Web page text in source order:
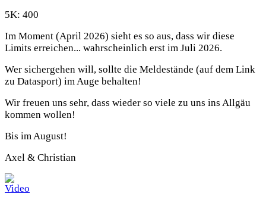
5K: 400
Im Moment (April 2026) sieht es so aus, dass wir diese
Limits erreichen... wahrscheinlich erst im Juli 2026.
Wer sichergehen will, sollte die Meldestände (auf dem Link
zu Datasport) im Auge behalten!
Wir freuen uns sehr, dass wieder so viele zu uns ins Allgäu
kommen wollen!
Bis im August!
Axel & Christian